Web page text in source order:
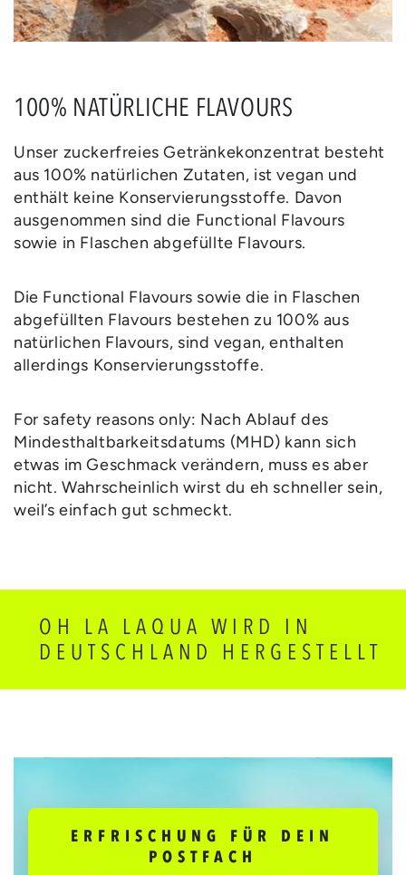
100% NATÜRLICHE FLAVOURS
Unser zuckerfreies Getränkekonzentrat besteht
aus 100% natürlichen Zutaten, ist vegan und
enthält keine Konservierungsstoffe. Davon
ausgenommen sind die Functional Flavours
sowie in Flaschen abgefüllte Flavours.
Die Functional Flavours sowie die in Flaschen
abgefüllten Flavours bestehen zu 100% aus
natürlichen Flavours, sind vegan, enthalten
allerdings Konservierungsstoffe.
For safety reasons only: Nach Ablauf des
Mindesthaltbarkeitsdatums (MHD) kann sich
etwas im Geschmack verändern, muss es aber
nicht. Wahrscheinlich wirst du eh schneller sein,
weil’s einfach gut schmeckt.
OH LA LAQUA WIRD IN
DEUTSCHLAND HERGESTELLT
ERFRISCHUNG FÜR DEIN
POSTFACH